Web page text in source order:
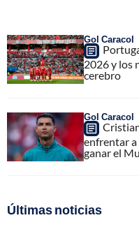
Gol Caracol
2026 y los
cerebro
Gol Caracol
enfrentar a
ganar el
Últimas noticias